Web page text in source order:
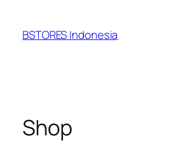
konten
BSTORES Indonesia
Shop